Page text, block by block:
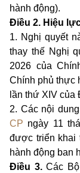
hành động).
Điều 2. Hiệu
1. Nghị quyết
thay thế Nghị
2026 của
Chính phủ thực
lần thứ XIV của
2. Các nội
CP ngày 11
được triển khai
hành động ban
Điều 3.Các Bộ